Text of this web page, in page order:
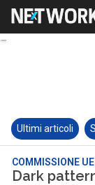
Ultimi articoli
COMMISSIONE UE
Dark